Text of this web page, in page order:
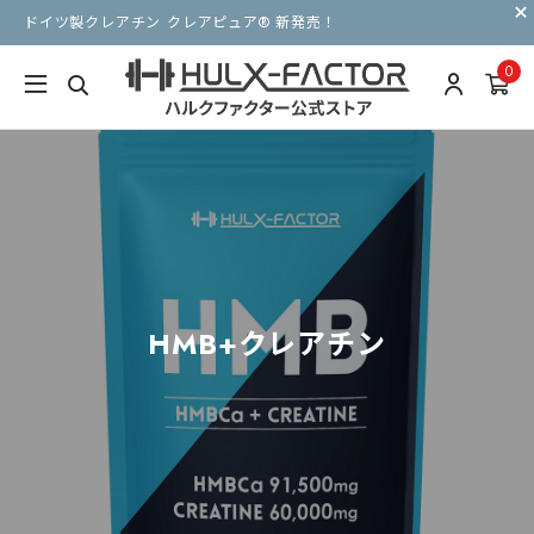
ドイツ製クレアチン クレアピュア® 新発売！
0
HMB+クレアチン